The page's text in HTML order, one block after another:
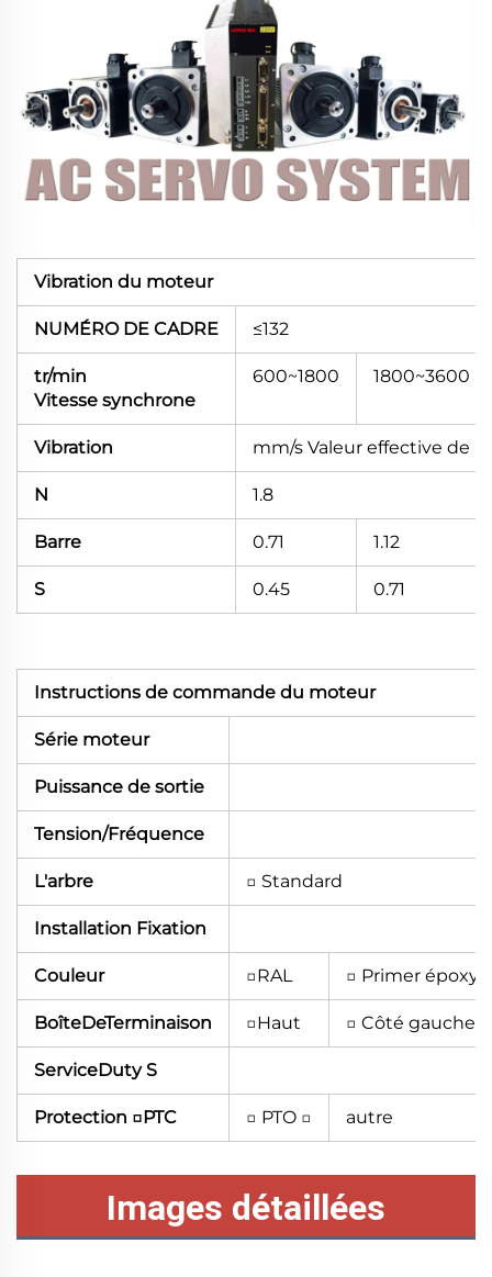
Vibration du moteur
NUMÉRO DE CADRE ≤132
tr/min
Vitesse synchrone
600~1800 1800~3600
Vibration mm/s Valeur effective de
N 1.8
Barre 0.71 1.12
S 0.45 0.71
Instructions de commande du moteur
Série moteur
Puissance de sortie
Tension/Fréquence
L'arbre □ Standard
Installation Fixation
Couleur □RAL □ Primer époxy
BoîteDeTerminaison □Haut □ Côté gauche
ServiceDuty S
Protection □PTC □ PTO □ autre
Images détaillées